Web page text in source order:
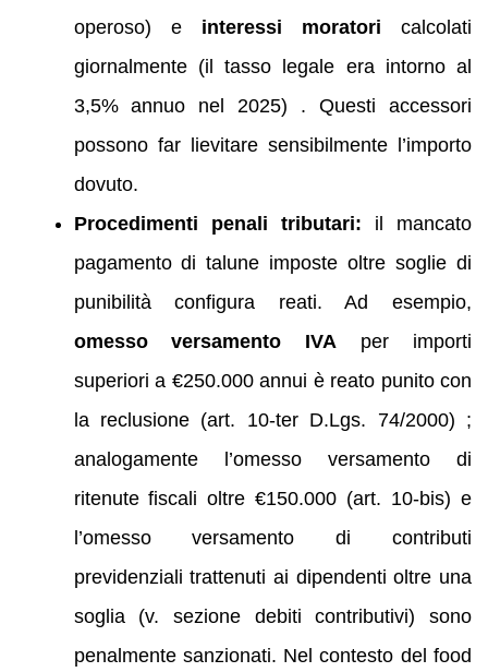
operoso) e interessi moratori calcolati
giornalmente (il tasso legale era intorno al
3,5% annuo nel 2025) . Questi accessori
possono far lievitare sensibilmente l’importo
dovuto.
Procedimenti penali tributari: il mancato
pagamento di talune imposte oltre soglie di
punibilità configura reati. Ad esempio,
omesso versamento IVA per importi
superiori a €250.000 annui è reato punito con
la reclusione (art. 10-ter D.Lgs. 74/2000) ;
analogamente l’omesso versamento di
ritenute fiscali oltre €150.000 (art. 10-bis) e
l’omesso versamento di contributi
previdenziali trattenuti ai dipendenti oltre una
soglia (v. sezione debiti contributivi) sono
penalmente sanzionati. Nel contesto del food